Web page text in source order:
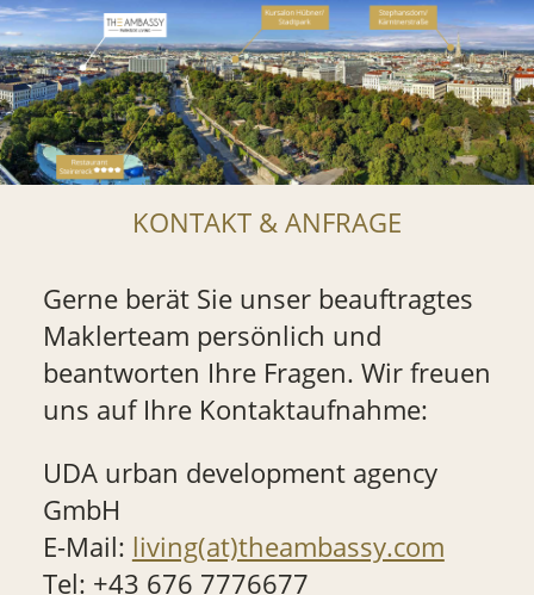
KONTAKT & ANFRAGE
Gerne berät Sie unser beauftragtes
Maklerteam persönlich und
beantworten Ihre Fragen. Wir freuen
uns auf Ihre Kontaktaufnahme:
UDA urban development agency
GmbH
E-Mail: living(at)theambassy.com
Tel: +43 676 7776677